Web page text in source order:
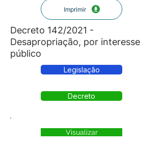
Imprimir
Decreto 142/2021 -
Desapropriação, por interesse
público
Legislação
Decreto
Visualizar